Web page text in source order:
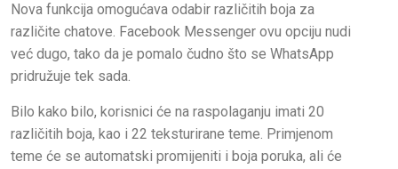
Nova funkcija omogućava odabir različitih boja za
različite chatove. Facebook Messenger ovu opciju nudi
već dugo, tako da je pomalo čudno što se WhatsApp
pridružuje tek sada.
Bilo kako bilo, korisnici će na raspolaganju imati 20
različitih boja, kao i 22 teksturirane teme. Primjenom
teme će se automatski promijeniti i boja poruka, ali će